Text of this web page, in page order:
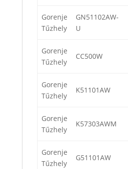
Gorenje
Tűzhely
GN51102AW-
U
Gorenje
Tűzhely
CC500W
Gorenje
Tűzhely
K51101AW
Gorenje
Tűzhely
K57303AWM
Gorenje
Tűzhely
G51101AW